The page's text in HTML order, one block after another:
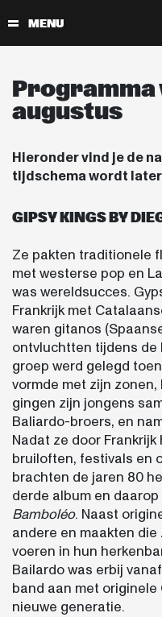
augustus
Hieronder vind je de
tijdschema wordt
GIPSY KINGS BY
Ze pakten traditionele
met westerse pop en
was wereldsucces.
Frankrijk met
waren gitanos
ontvluchtten tijdens de
groep werd gelegd
vormde met zijn zonen,
gingen zijn jongens
Baliardo-broers, en
Nadat ze door
bruiloften, festivals en
brachten de jaren 80
derde album en
Bamboléo. Naast
andere en maakten
voeren in hun
Bailardo was erbij
band aan met originele
nieuwe generatie.